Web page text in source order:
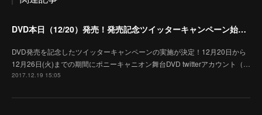
DVD本日（12/20）発売！発売記念ツイッターキャンペーン始動！
DVD発売を記念したツイッターキャンペーンの実施が決定！12月20日から
12月26日(火)までの期間にポニーキャニオン舞台DVD twitterアカウント（…
2017.12.19 15:05